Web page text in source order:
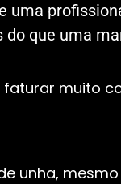
uma
do que uma
muito
unha,